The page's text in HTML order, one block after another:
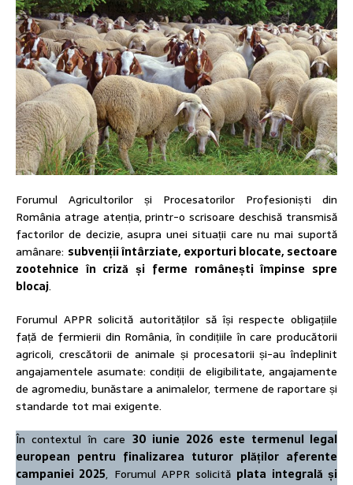
Forumul Agricultorilor și Procesatorilor Profesioniști din
România atrage atenția, printr-o scrisoare deschisă transmisă
factorilor de decizie, asupra unei situații care nu mai suportă
amânare: subvenții întârziate, exporturi blocate, sectoare
zootehnice în criză și ferme românești împinse spre
blocaj.
Forumul APPR solicită autorităților să își respecte obligațiile
față de fermierii din România, în condițiile în care producătorii
agricoli, crescătorii de animale și procesatorii și-au îndeplinit
angajamentele asumate: condiții de eligibilitate, angajamente
de agromediu, bunăstare a animalelor, termene de raportare și
standarde tot mai exigente.
În contextul în care 30 iunie 2026 este termenul legal
european pentru finalizarea tuturor plăților aferente
campaniei 2025, Forumul APPR solicită plata integrală și